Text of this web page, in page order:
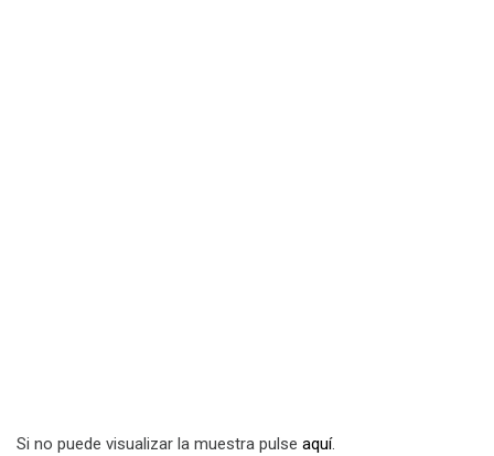
Si no puede visualizar la muestra pulse aquí.